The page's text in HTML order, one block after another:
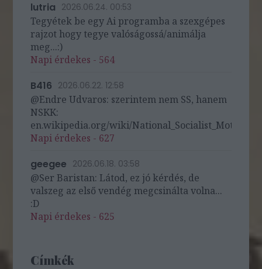
lutria 2026.06.24. 00:53
Tegyétek be egy Ai programba a szexgépes
rajzot hogy tegye valóságossá/animálja
meg...:)
Napi érdekes - 564
B416 2026.06.22. 12:58
@Endre Udvaros: szerintem nem SS, hanem
NSKK:
en.wikipedia.org/wiki/
Napi érdekes - 627
geegee 2026.06.18. 03:58
@Ser Baristan: Látod, ez jó kérdés, de
valszeg az első vendég megcsinálta volna...
:D
Napi érdekes - 625
Címkék